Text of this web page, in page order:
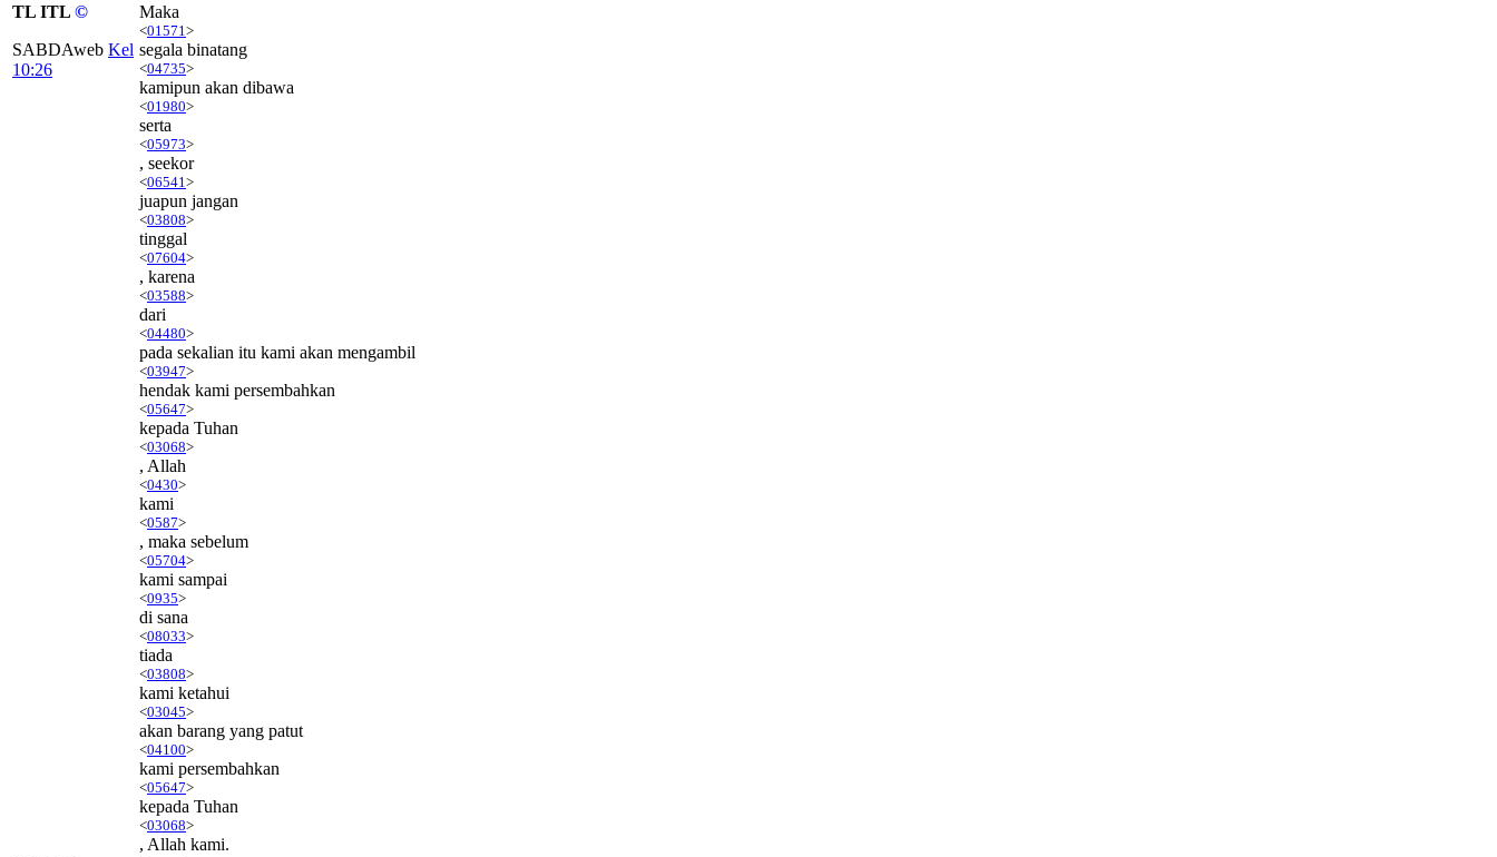
TL ITL ©
SABDAweb Kel
10:26
Maka
<01571 >
segala binatang
<04735>
kamipun akan dibawa
<01980>
serta
<05973>
, seekor
<06541 >
juapun jangan
<03808>
tinggal
<07604>
, karena
<03588>
dari
<04480>
pada sekalian itu kami akan mengambil
<03947>
hendak kami persembahkan
<05647>
kepada Tuhan
<03068>
, Allah
<0430>
kami
<0587>
, maka sebelum
<05704>
kami sampai
<0935>
di sana
<08033>
tiada
<03808>
kami ketahui
<03045>
akan barang yang patut
<04100>
kami persembahkan
<05647>
kepada Tuhan
<03068>
, Allah kami.